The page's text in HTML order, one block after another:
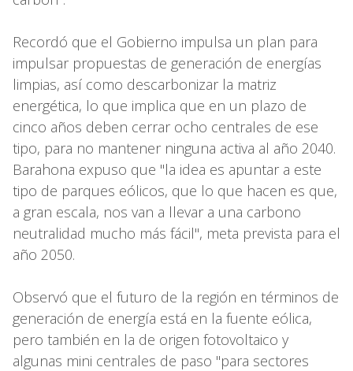
Recordó que el Gobierno impulsa un plan para
impulsar propuestas de generación de energías
limpias, así como descarbonizar la matriz
energética, lo que implica que en un plazo de
cinco años deben cerrar ocho centrales de ese
tipo, para no mantener ninguna activa al año 2040.
Barahona expuso que "la idea es apuntar a este
tipo de parques eólicos, que lo que hacen es que,
a gran escala, nos van a llevar a una carbono
neutralidad mucho más fácil", meta prevista para el
año 2050.
Observó que el futuro de la región en términos de
generación de energía está en la fuente eólica,
pero también en la de origen fotovoltaico y
algunas mini centrales de paso "para sectores